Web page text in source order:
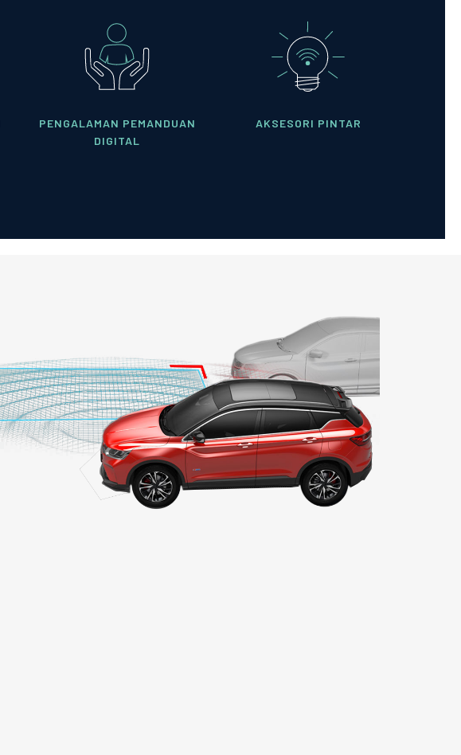
PENGALAMAN PEMANDUAN
DIGITAL
AKSESORI PINTAR